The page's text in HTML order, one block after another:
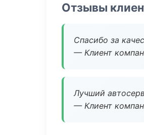
Отзывы
Спасибо за
— Клиент
Лучший
— Клиент